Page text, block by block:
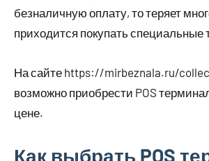
безналичную оплату, то теряет
приходится покупать
На сайте https://mirbeznala.ru/
возможно приобрести POS
цене.
Как выбрать POS